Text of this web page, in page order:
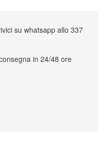
su whatsapp allo 337
in 24/48 ore